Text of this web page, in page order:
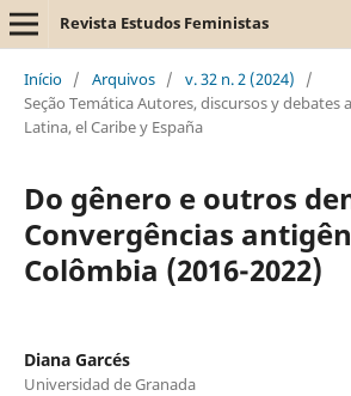
Revista Estudos Feministas
Início / Arquivos / v. 32 n. 2 (2024)
/
Seção Temática Autores, discursos y debates
Latina, el Caribe y España
Do gênero e outros
Convergências
Colômbia (2016-2022)
Diana Garcés
Universidad de Granada